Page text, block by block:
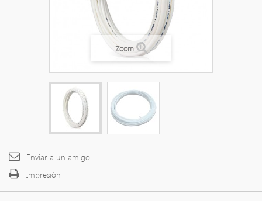
Zoom
Enviar a un amigo
Impresión